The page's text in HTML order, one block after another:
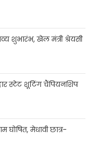
शुभारंभ, खेल मंत्री श्रेयसी
स्टेट शूटिंग चैंपियनशिप
घोषित, मेधावी छात्र-